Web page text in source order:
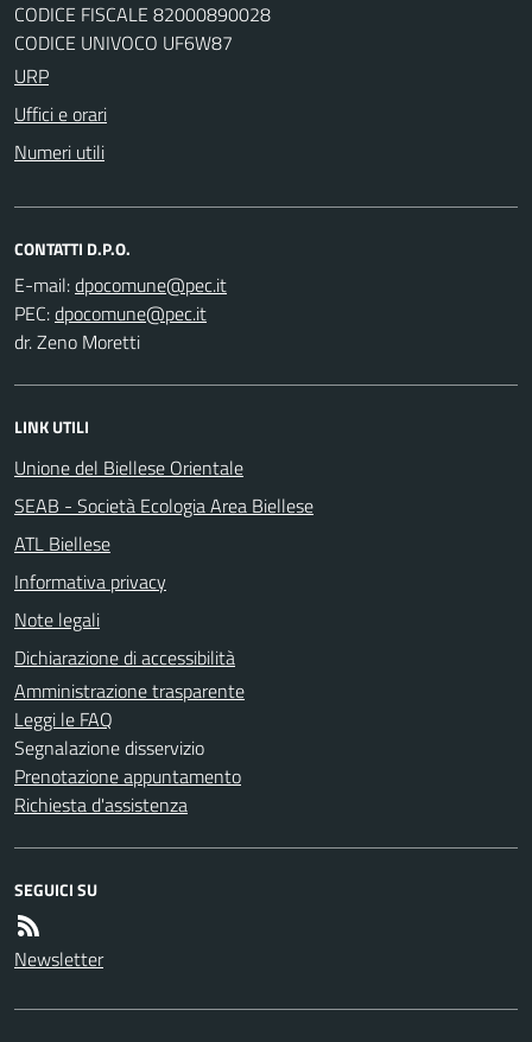
CODICE FISCALE 82000890028
CODICE UNIVOCO UF6W87
URP
Uffici e orari
Numeri utili
CONTATTI D.P.O.
E-mail:
PEC:
dr. Zeno Moretti
LINK UTILI
Unione del Biellese Orientale
SEAB - Società Ecologia Area Biellese
ATL Biellese
Informativa privacy
Note legali
Dichiarazione di accessibilità
Amministrazione trasparente
Leggi le FAQ
Segnalazione disservizio
Prenotazione appuntamento
Richiesta d'assistenza
SEGUICI SU
Newsletter